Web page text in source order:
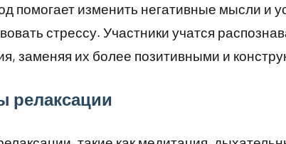
помогает изменить негативные мысли и
стрессу. Участники учатся
заменяя их более позитивными и
релаксации